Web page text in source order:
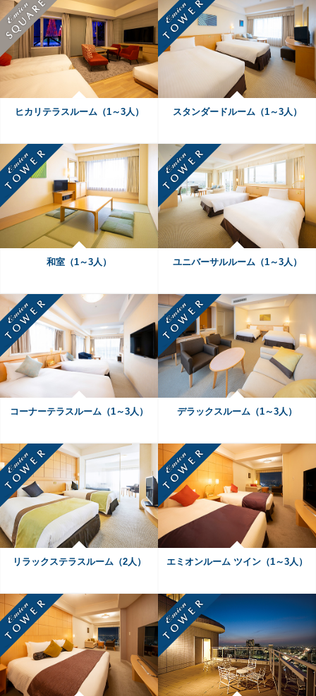
ヒカリテラスルーム（1～3人） スタンダードルーム（1～3人）
和室（1～3人） ユニバーサルルーム（1～3人）
コーナーテラスルーム（1～3人） デラックスルーム（1～3人）
リラックステラスルーム（2人） エミオンルーム ツイン（1～3人）